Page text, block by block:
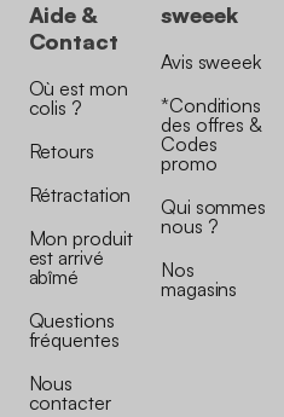
Aide &
Contact
Où est mon
colis ?
Retours
Rétractation
Mon produit
est arrivé
abîmé
Questions
fréquentes
Nous
contacter
sweeek
Avis sweeek
*Conditions
des offres &
Codes
promo
Qui sommes
nous ?
Nos
magasins